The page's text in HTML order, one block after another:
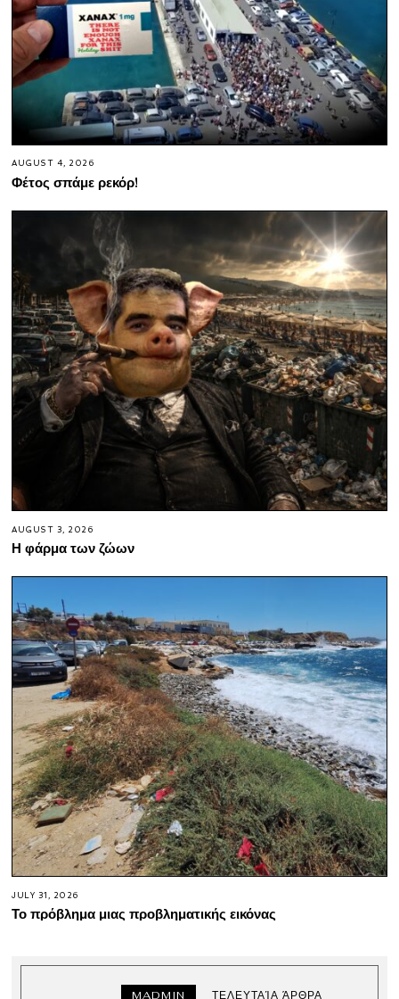
AUGUST 4, 2026
Φέτος σπάμε ρεκόρ!
AUGUST 3, 2026
Η φάρμα των ζώων
JULY 31, 2026
Το πρόβλημα μιας προβληματικής εικόνας
MADMIN ΤΕΛΕΥΤΑΊΑ ΆΡΘΡΑ